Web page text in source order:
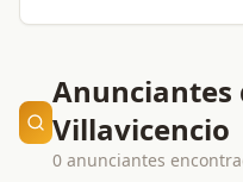
Anunciantes
Villavicencio
0 anunciantes